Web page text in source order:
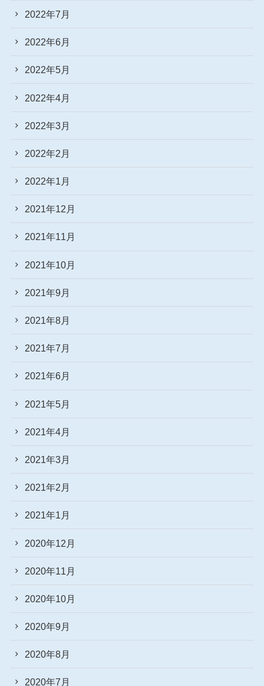
2022年7月
2022年6月
2022年5月
2022年4月
2022年3月
2022年2月
2022年1月
2021年12月
2021年11月
2021年10月
2021年9月
2021年8月
2021年7月
2021年6月
2021年5月
2021年4月
2021年3月
2021年2月
2021年1月
2020年12月
2020年11月
2020年10月
2020年9月
2020年8月
2020年7月